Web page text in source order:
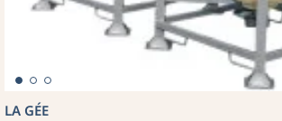
LA GÉE